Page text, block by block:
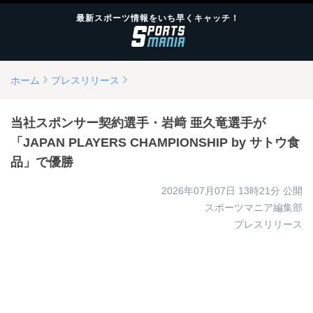
最新スポーツ情報をいち早くキャッチ！
ホーム プレスリリース
当社スポンサー契約選手・岩﨑 亜久竜選手が
「JAPAN PLAYERS CHAMPIONSHIP by サトウ食
品」で優勝
2026年07月07日 13時21分 公開
スポーツマニア編集部
プレスリリース